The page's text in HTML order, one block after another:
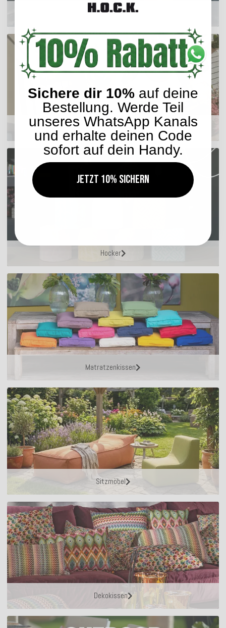
Outdoor Kissen
Sitzkissen
Hocker
Matratzenkissen
Sitzmöbel
Dekokissen
Sichere dir 10% auf deine
Bestellung. Werde Teil
unseres WhatsApp Kanals
und erhalte deinen Code
sofort auf dein Handy.
Jetzt 10% sichern